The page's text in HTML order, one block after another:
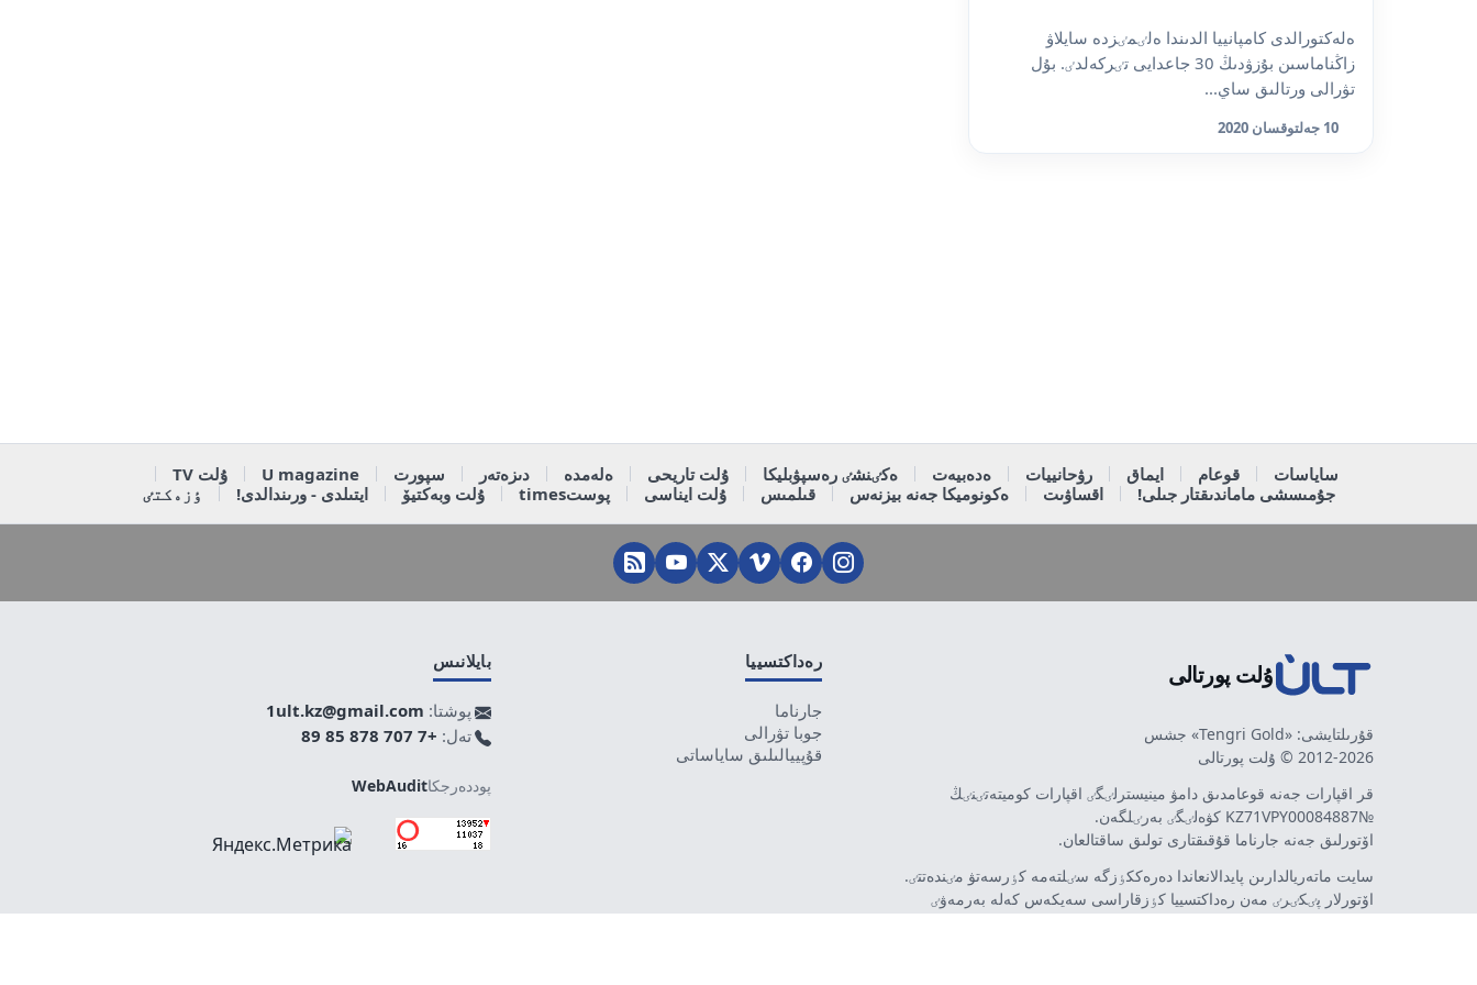
ەلەكتورالدى كامپانييا الدىندا ەلٸمٸزدە سايلاۋ
زاڭناماسىن بۇزۋدىڭ 30 جاعدايى تٸركەلدٸ. بۇل
تۋرالى ورتالىق ساي...
10 جەلتوقسان 2020
ساياسات قوعام ايماق رۋحانييات ەدەبيەت ەكٸنشٸ رەسپۋبليكا ۇلت تاريحى ەلەمدە دىزەتەر سپورت U magazine
ۇلت TV
جۇمىسشى ماماندىقتار جىلى!
اقساۋىت ەكونوميكا جەنە بيزنەس قىلمىس ۇلت ايناسى پوستtimes ۇلت وبەكتيۆ ايتىلدى - ورىندالدى! ٶزەكتٸ
ۇلت پورتالى
قۇرىلتايشى: «Tengri Gold» جشس
2012-2026 © ۇلت پورتالى
قر اقپارات جەنە قوعامدىق دامۋ مينيسترلٸگٸ اقپارات كوميتەتٸنٸڭ
№KZ71VPY00084887 كۋەلٸگٸ بەرٸلگەن.
اۆتورلىق جەنە جارناما قۇقىقتارى تولىق ساقتالعان.
سايت ماتەريالدارىن پايدالانعاندا دەرەككٶزگە سٸلتەمە كٶرسەتۋ مٸندەتتٸ.
اۆتورلار پٸكٸرٸ مەن رەداكتسييا كٶزقاراسى سەيكەس كەلە بەرمەۋٸ
رەداكتسييا
جارناما
جوبا تۋرالى
قۇپييالىلىق ساياساتى
بايلانىس
پوشتا: 1ult.kz@gmail.com
تەل: +7 707 878 85 89
پوددەرجكاWebAudit